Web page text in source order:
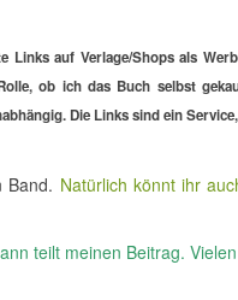
Links auf Verlage/Shops als
ob ich das Buch selbst
Die Links sind ein
Band. Natürlich könnt ihr
teilt meinen Beitrag.